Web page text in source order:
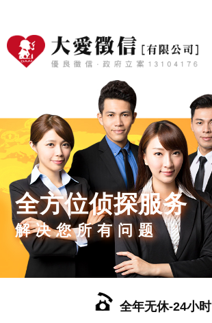
全方位侦探服务
解决您所有问题
全年无休-24小时